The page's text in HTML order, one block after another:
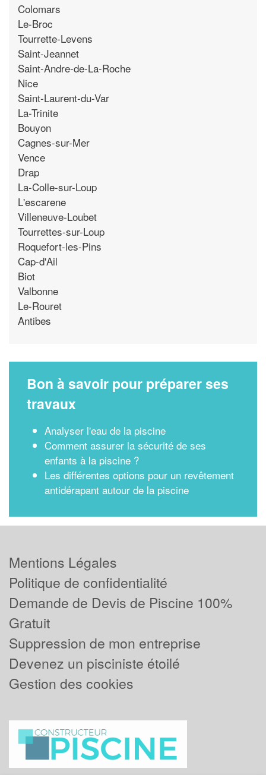
Colomars
Le-Broc
Tourrette-Levens
Saint-Jeannet
Saint-Andre-de-La-Roche
Nice
Saint-Laurent-du-Var
La-Trinite
Bouyon
Cagnes-sur-Mer
Vence
Drap
La-Colle-sur-Loup
L'escarene
Villeneuve-Loubet
Tourrettes-sur-Loup
Roquefort-les-Pins
Cap-d'Ail
Biot
Valbonne
Le-Rouret
Antibes
Bon à savoir pour préparer ses
travaux
Analyser l'eau de la piscine
Comment assurer la sécurité de ses
enfants à la piscine ?
Les différentes options pour un revêtement
antidérapant autour de la piscine
Mentions Légales
Politique de confidentialité
Demande de Devis de Piscine 100%
Gratuit
Suppression de mon entreprise
Devenez un pisciniste étoilé
Gestion des cookies